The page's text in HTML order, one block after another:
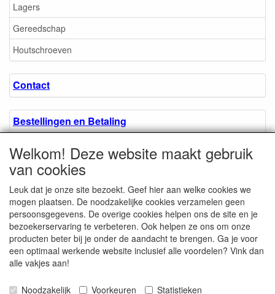
Lagers
Gereedschap
Houtschroeven
Contact
Bestellingen en Betaling
Algemene voorwaarden
Over ons.
Privacyverklaring
Microschroeven.nl Chamber of Commerce
Welkom! Deze website maakt gebruik
van cookies
Leuk dat je onze site bezoekt. Geef hier aan welke cookies we
mogen plaatsen. De noodzakelijke cookies verzamelen geen
persoonsgegevens. De overige cookies helpen ons de site en je
bezoekerservaring te verbeteren. Ook helpen ze ons om onze
producten beter bij je onder de aandacht te brengen. Ga je voor
een optimaal werkende website inclusief alle voordelen? Vink dan
alle vakjes aan!
Noodzakelijk Voorkeuren Statistieken